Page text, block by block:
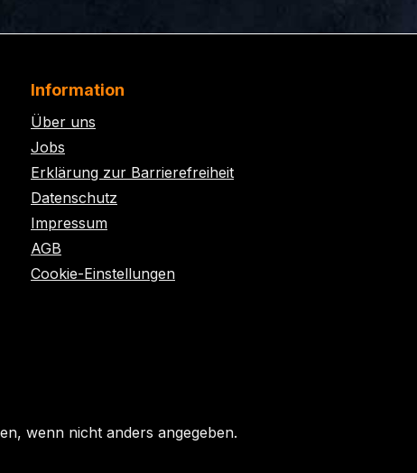
Information
Über uns
Jobs
Erklärung zur Barrierefreiheit
Datenschutz
Impressum
AGB
Cookie-Einstellungen
wenn nicht anders angegeben.